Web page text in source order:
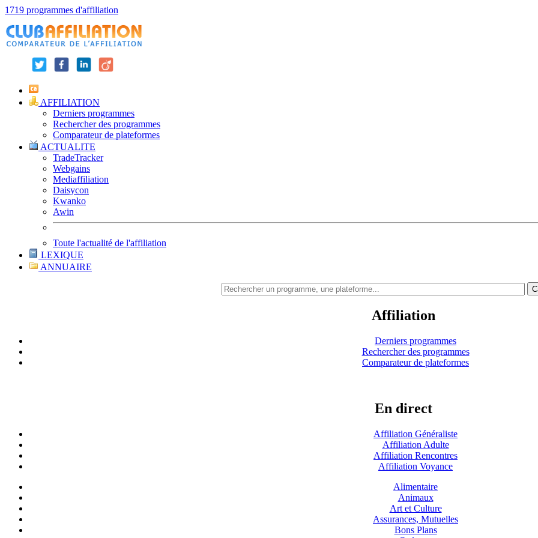
1719 programmes d'affiliation
AFFILIATION
Derniers programmes
Rechercher des programmes
Comparateur de plateformes
ACTUALITE
TradeTracker
Webgains
Mediaffiliation
Daisycon
Kwanko
Awin
Toute l'actualité de l'affiliation
LEXIQUE
ANNUAIRE
Affiliation
Derniers programmes
Rechercher des programmes
Comparateur de plateformes
En direct
Affiliation Généraliste
Affiliation Adulte
Affiliation Rencontres
Affiliation Voyance
Alimentaire
Animaux
Art et Culture
Assurances, Mutuelles
Bons Plans